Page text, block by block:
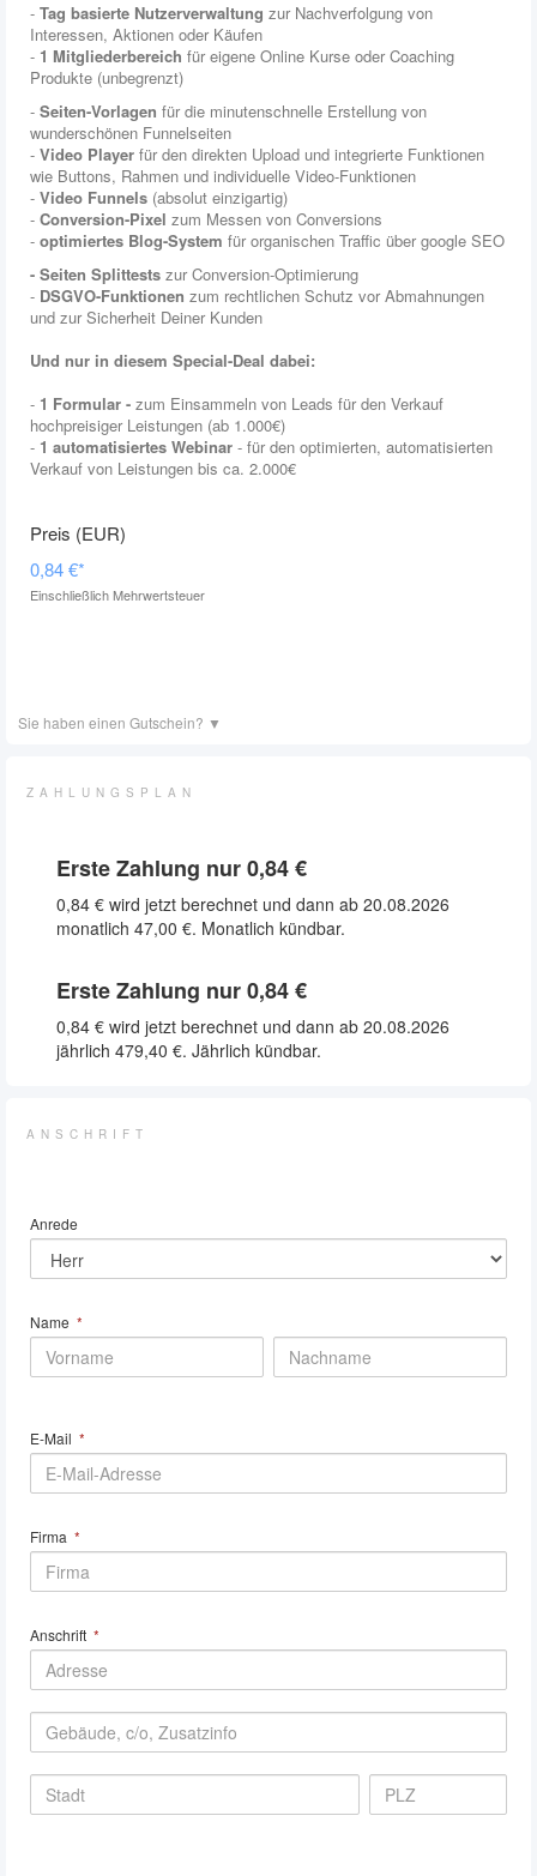
- Tag basierte Nutzerverwaltung zur Nachverfolgung von
Interessen, Aktionen oder Käufen
- 1 Mitgliederbereich für eigene Online Kurse oder Coaching
Produkte (unbegrenzt)
- Seiten-Vorlagen für die minutenschnelle Erstellung von
wunderschönen Funnelseiten
- Video Player für den direkten Upload und integrierte Funktionen
wie Buttons, Rahmen und individuelle Video-Funktionen
- Video Funnels (absolut einzigartig)
- Conversion-Pixel zum Messen von Conversions
- optimiertes Blog-System für organischen Traffic über google SEO
- Seiten Splittests zur Conversion-Optimierung
- DSGVO-Funktionen zum rechtlichen Schutz vor Abmahnungen
und zur Sicherheit Deiner Kunden
Und nur in diesem Special-Deal dabei:
- 1 Formular - zum Einsammeln von Leads für den Verkauf
hochpreisiger Leistungen (ab 1.000€)
- 1 automatisiertes Webinar - für den optimierten, automatisierten
Verkauf von Leistungen bis ca. 2.000€
0,84 €*
Einschließlich Mehrwertsteuer
Sie haben einen Gutschein? ▼
ZAHLUNGSPLAN
Erste Zahlung nur0,84 €
0,84 € wird jetzt berechnet und dann ab 20.08.2026
monatlich 47,00 €. Monatlich kündbar.
Erste Zahlung nur0,84 €
0,84 € wird jetzt berechnet und dann ab 20.08.2026
jährlich 479,40 €. Jährlich kündbar.
ANSCHRIFT
Anrede
Name *
E-Mail *
Firma *
Anschrift *